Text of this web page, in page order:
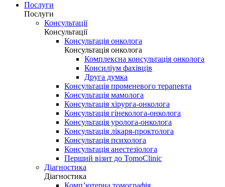
Послуги
Послуги
Консультації
Консультації
Консультація онколога
Консультація онколога
Комплексна консультація онколога
Консиліум фахівців
Друга думка
Консультація променевого терапевта
Консультація мамолога
Консультація хірурга-онколога
Консультація гінеколога-онколога
Консультація уролога-онколога
Консультація лікаря-проктолога
Консультація психолога
Консультація анестезіолога
Перший візит до TomoClinic
Діагностика
Діагностика
Комп’ютерна томографія